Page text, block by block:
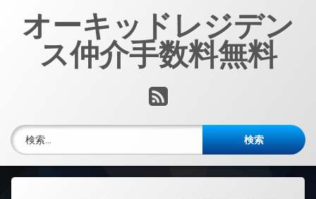
オーキッドレジデン
ス仲介手数料無料
RSS
検索: